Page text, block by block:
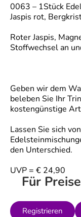
0063 – 1Stück
Jaspis rot,
Roter Jaspis,
Stoffwechsel an
Geben wir dem
beleben Sie Ihr
kostengünstige
Lassen Sie sich
den Unterschied.
UVP = € 24,90
Für
Registrieren